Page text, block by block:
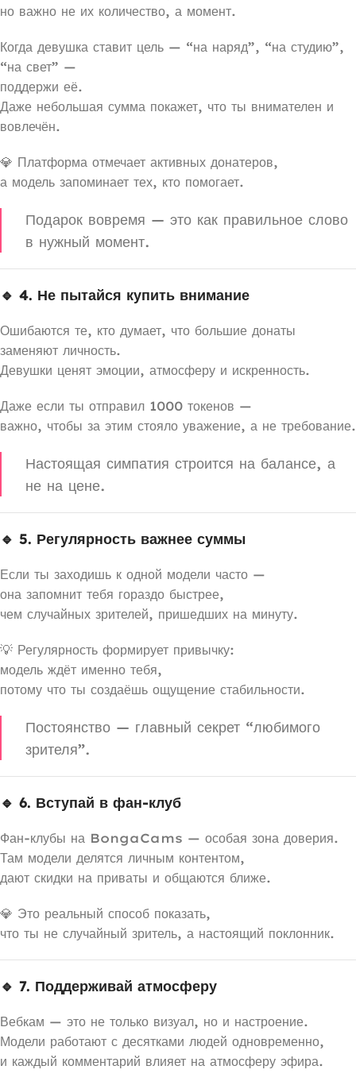
но важно не их количество, а момент.
Когда девушка ставит цель — “на наряд”, “на студию”,
“на свет” —
поддержи её.
Даже небольшая сумма покажет, что ты внимателен и
вовлечён.
💎 Платформа отмечает активных донатеров,
а модель запоминает тех, кто помогает.
Подарок вовремя — это как правильное слово
в нужный момент.
🔹 4. Не пытайся купить внимание
Ошибаются те, кто думает, что большие донаты
заменяют личность.
Девушки ценят эмоции, атмосферу и искренность.
Даже если ты отправил 1000 токенов —
важно, чтобы за этим стояло уважение, а не требование.
Настоящая симпатия строится на балансе, а
не на цене.
🔹 5. Регулярность важнее суммы
Если ты заходишь к одной модели часто —
она запомнит тебя гораздо быстрее,
чем случайных зрителей, пришедших на минуту.
💡 Регулярность формирует привычку:
модель ждёт именно тебя,
потому что ты создаёшь ощущение стабильности.
Постоянство — главный секрет “любимого
зрителя”.
🔹 6. Вступай в фан-клуб
Фан-клубы на BongaCams — особая зона доверия.
Там модели делятся личным контентом,
дают скидки на приваты и общаются ближе.
💎 Это реальный способ показать,
что ты не случайный зритель, а настоящий поклонник.
🔹 7. Поддерживай атмосферу
Вебкам — это не только визуал, но и настроение.
Модели работают с десятками людей одновременно,
и каждый комментарий влияет на атмосферу эфира.